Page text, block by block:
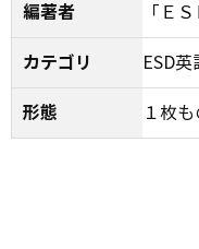
編著者 「Ｅ
カテゴリ ESD
形態 １枚